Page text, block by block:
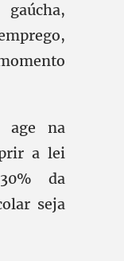
age na
a lei
da
seja